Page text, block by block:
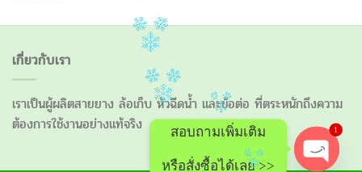
เกี่ยวกับเรา
เราเป็นผู้ผลิตสายยาง ล้อเก็บ หัวฉีดน้ำ และข้อต่อ ที่ตระหนักถึงความ
ต้องการใช้งานอย่างแท้จริง
สอบถามเพิ่มเติม
หรือสั่งซื้อได้เลย >>
1